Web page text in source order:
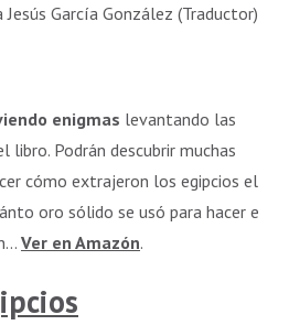
García González (Traductor)
enigmas levantando las
libro. Podrán descubrir muchas
cómo extrajeron los egipcios el
oro sólido se usó para hacer el
Ver en Amazón.